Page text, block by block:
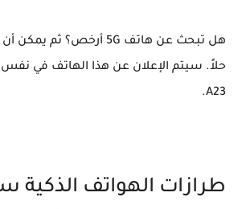
حلاً. سيتم الإعلان عن هذا الهاتف في نفس
A23.
طرازات الهواتف الذكية